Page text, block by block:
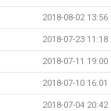
2018-08-02 13:56
2018-07-23 11:18
2018-07-11 19:00
2018-07-10 16:01
2018-07-04 20:42